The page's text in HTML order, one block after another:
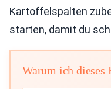
Kartoffelspalten
starten, damit du
Warum ich dieses